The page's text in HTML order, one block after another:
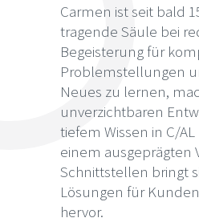
Carmen ist seit bald
tragende Säule bei
Begeisterung für
Problemstellungen
Neues zu lernen,
unverzichtbaren
tiefem Wissen in C/
einem ausgeprägten
Schnittstellen bringt
Lösungen für
hervor.